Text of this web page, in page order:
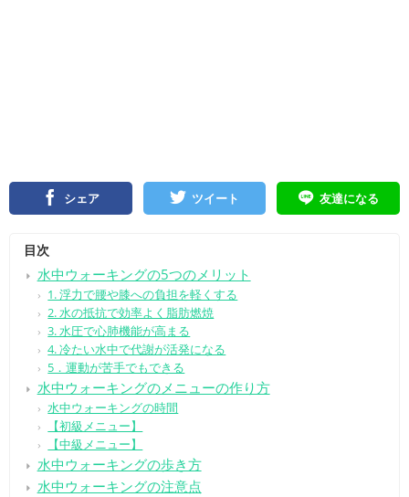
シェア ツイート 友達になる
目次
水中ウォーキングの5つのメリット
1. 浮力で腰や膝への負担を軽くする
2. 水の抵抗で効率よく脂肪燃焼
3. 水圧で心肺機能が高まる
4. 冷たい水中で代謝が活発になる
5．運動が苦手でもできる
水中ウォーキングのメニューの作り方
水中ウォーキングの時間
【初級メニュー】
【中級メニュー】
水中ウォーキングの歩き方
水中ウォーキングの注意点